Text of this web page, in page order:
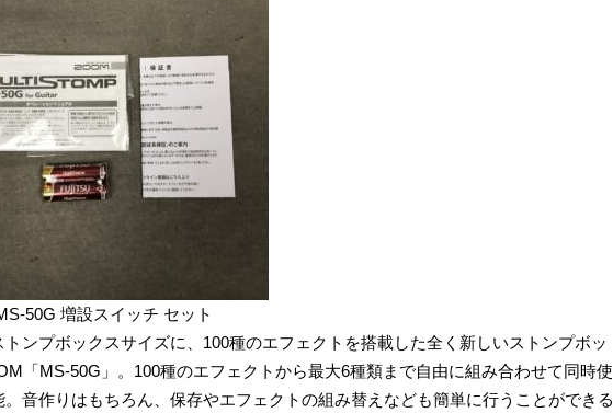
50G 増設スイッチ セット
トンプボックスサイズに、100種のエフェクトを搭載した全く新しいストンプボッ
「MS-50G」。100種のエフェクトから最大6種類まで自由に組み合わせて同時使
。音作りはもちろん、保存やエフェクトの組み替えなども簡単に行うことができる